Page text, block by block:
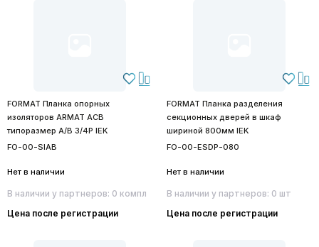
FORMAT Планка опорных
изоляторов ARMAT ACB
типоразмер A/B 3/4P IEK
FO-00-SIAB
Нет в наличии
В наличии у партнеров: 0 компл
Цена после регистрации
FORMAT Планка разделения
секционных дверей в шкаф
шириной 800мм IEK
FO-00-ESDP-080
Нет в наличии
В наличии у партнеров: 0 шт
Цена после регистрации